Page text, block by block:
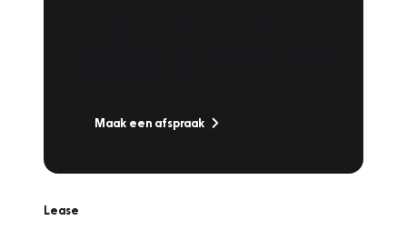
Maak een afspraak
Lease